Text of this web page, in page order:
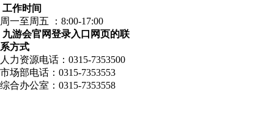
工作时间
周一至周五 ：8:00-17:00
九游会官网登录入口网页的联
系方式
人力资源电话：0315-7353500
市场部电话：0315-7353553
综合办公室：0315-7353558